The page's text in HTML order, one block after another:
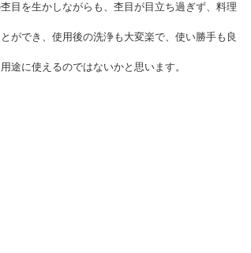
目を生かしながらも、杢目が目立ち過ぎず、料理
ができ、使用後の洗浄も大変楽で、使い勝手も良
途に使えるのではないかと思います。